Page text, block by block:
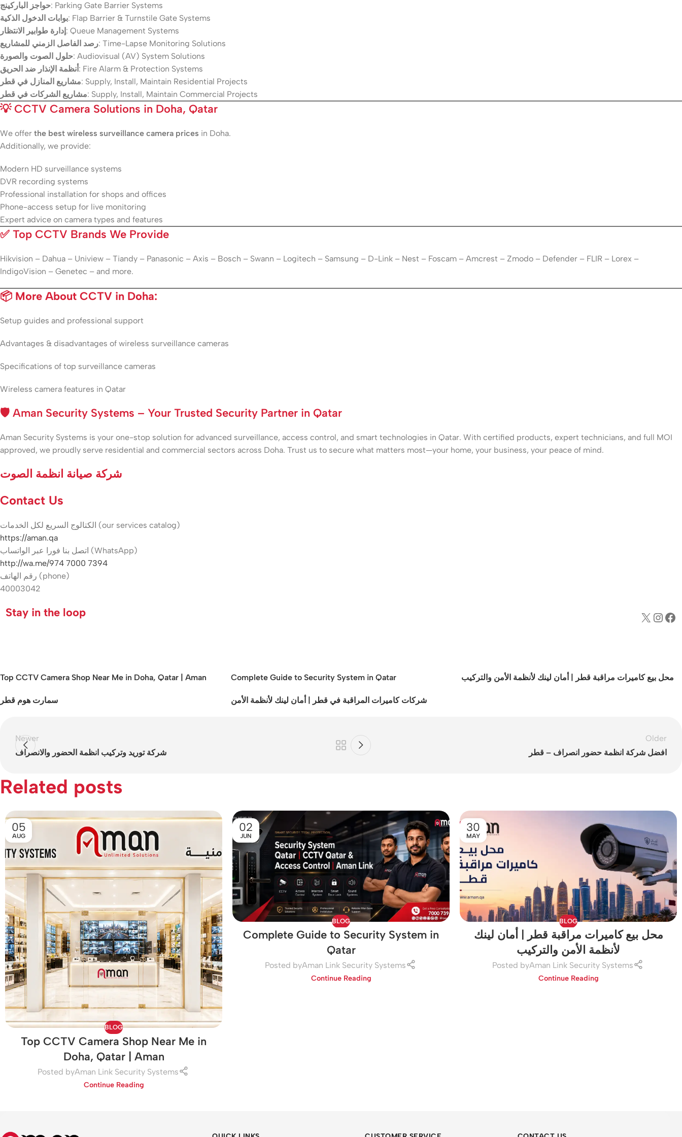
حواجز الباركينج: Parking Gate Barrier Systems
بوابات الدخول الذكية: Flap Barrier & Turnstile Gate Systems
إدارة طوابير الانتظار: Queue Management Systems
رصد الفاصل الزمني للمشاريع: Time-Lapse Monitoring Solutions
حلول الصوت والصورة: Audiovisual (AV) System Solutions
أنظمة الإنذار ضد الحريق: Fire Alarm & Protection Systems
مشاريع المنازل في قطر: Supply, Install, Maintain Residential Projects
مشاريع الشركات في قطر: Supply, Install, Maintain Commercial Projects
💡CCTV Camera Solutions in Doha, Qatar
We offer the best wireless surveillance camera prices in Doha.
Additionally, we provide:
Modern HD surveillance systems
DVR recording systems
Professional installation for shops and offices
Phone-access setup for live monitoring
Expert advice on camera types and features
✅ Top CCTV Brands We Provide
Hikvision – Dahua – Uniview – Tiandy – Panasonic – Axis – Bosch – Swann – Logitech – Samsung – D-Link – Nest – Foscam – Amcrest – Zmodo – Defender – FLIR – Lorex –
IndigoVision – Genetec – and more.
📦 More About CCTV in Doha:
Setup guides and professional support
Advantages & disadvantages of wireless surveillance cameras
Specifications of top surveillance cameras
Wireless camera features in Qatar
🛡️ Aman Security Systems – Your Trusted Security Partner in Qatar
Aman Security Systems is your one-stop solution for advanced surveillance, access control, and smart technologies in Qatar. With certified products, expert technicians, and full MOI
approved, we proudly serve residential and commercial sectors across Doha. Trust us to secure what matters most—your home, your business, your peace of mind.
شركة صيانة انظمة الصوت
Contact Us
الكتالوج السريع لكل الخدمات (our services catalog)
https://aman.qa
اتصل بنا فورا عبر الواتساب (WhatsApp)
http://wa.me/974 7000 7394
رقم الهاتف (phone)
40003042
Stay in the loop
Top CCTV Camera Shop Near Me in Doha, Qatar | Aman Complete Guide to Security System in Qatar محل بيع كاميرات مراقبة قطر | أمان لينك لأنظمة الأمن والتركيب
سمارت هوم قطر شركات كاميرات المراقبة في قطر | أمان لينك لأنظمة الأمن
Newer
شركة توريد وتركيب انظمة الحضور والانصراف
Older
افضل شركة انظمة حضور انصراف – قطر
Related posts
05
AUG
BLOG
Top CCTV Camera Shop Near Me in
Doha, Qatar | Aman
Posted byAman Link Security Systems
Continue Reading
02
JUN
BLOG
Complete Guide to Security System in
Qatar
Posted byAman Link Security Systems
Continue Reading
30
MAY
BLOG
محل بيع كاميرات مراقبة قطر | أمان لينك
لأنظمة الأمن والتركيب
Posted byAman Link Security Systems
Continue Reading